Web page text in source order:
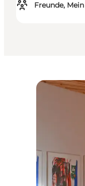
Freunde,